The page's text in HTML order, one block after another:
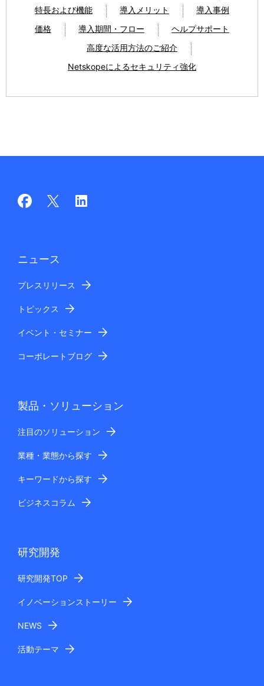
特長および機能
導入メリット
導入事例
価格
導入期間・フロー
ヘルプサポート
高度な活用方法のご紹介
Netskopeによるセキュリティ強化
ニュース
プレスリリース
トピックス
イベント・セミナー
コーポレートブログ
製品・ソリューション
注目のソリューション
業種・業態から探す
キーワードから探す
ビジネスコラム
研究開発
研究開発TOP
イノベーションストーリー
NEWS
活動テーマ